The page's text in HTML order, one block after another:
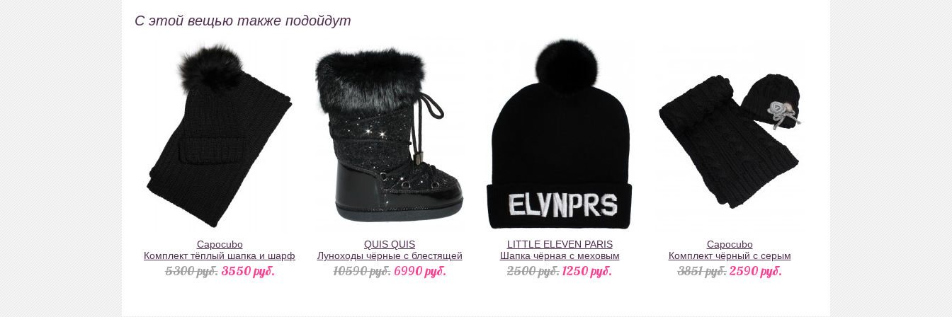
С этой вещью также подойдут
Capocubo
Комплект тёплый шапка и шарф
черный
5300 pуб. 3550 pуб.
QUIS QUIS
Луноходы чёрные с блестящей
фактурой шнурками и чёрным
натуральным мехом
10590 pуб. 6990 pуб.
LITTLE ELEVEN PARIS
Шапка чёрная с меховым
помпоном и белой надписью
2500 pуб.1250 pуб.
Capocubo
Комплект чёрный с серым
украшением: шапка с шарфом
3851 pуб.2590 pуб.